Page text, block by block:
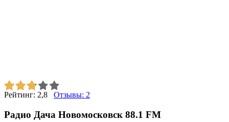
Рейтинг: 2,8 Отзывы: 2
Радио Дача Новомосковск 88.1 FM